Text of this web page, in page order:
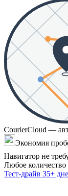
CourierCloud —
Экономия
Навигатор не
Любое
Тест-драйв 35+